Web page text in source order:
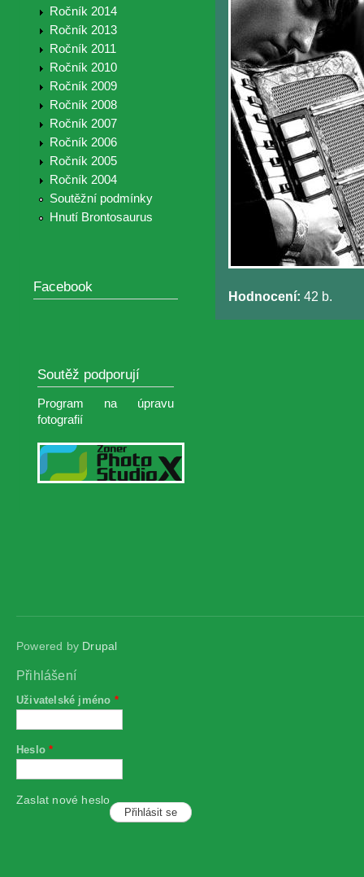
Ročník 2014
Ročník 2013
Ročník 2011
Ročník 2010
Ročník 2009
Ročník 2008
Ročník 2007
Ročník 2006
Ročník 2005
Ročník 2004
Soutěžní podmínky
Hnutí Brontosaurus
Facebook
Soutěž podporují
Program na úpravu
fotografií
Hodnocení: 42 b.
Powered by Drupal
Přihlášení
Uživatelské jméno *
Heslo*
Zaslat nové heslo